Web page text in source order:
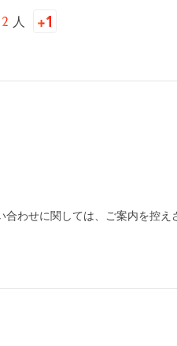
2 人
わせに関しては、ご案内を控